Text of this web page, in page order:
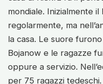
mondiale. Inizialmente
regolarmente, ma
la casa. Le suore
Bojanow e le ragazze
oppure a servizio.
per 75 ragazzi